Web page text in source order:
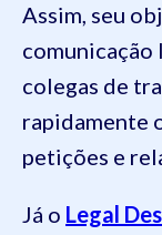
Assim, seu
colegas de
rapidamente
petições e
Já o Legal